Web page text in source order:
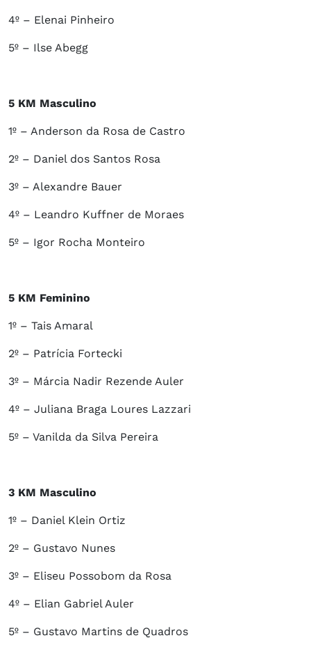
4º – Elenai Pinheiro
5º – Ilse Abegg
5 KM Masculino
1º – Anderson da Rosa de Castro
2º – Daniel dos Santos Rosa
3º – Alexandre Bauer
4º – Leandro Kuffner de Moraes
5º – Igor Rocha Monteiro
5 KM Feminino
1º – Tais Amaral
2º – Patrícia Fortecki
3º – Márcia Nadir Rezende Auler
4º – Juliana Braga Loures Lazzari
5º – Vanilda da Silva Pereira
3 KM Masculino
1º – Daniel Klein Ortiz
2º – Gustavo Nunes
3º – Eliseu Possobom da Rosa
4º – Elian Gabriel Auler
5º – Gustavo Martins de Quadros